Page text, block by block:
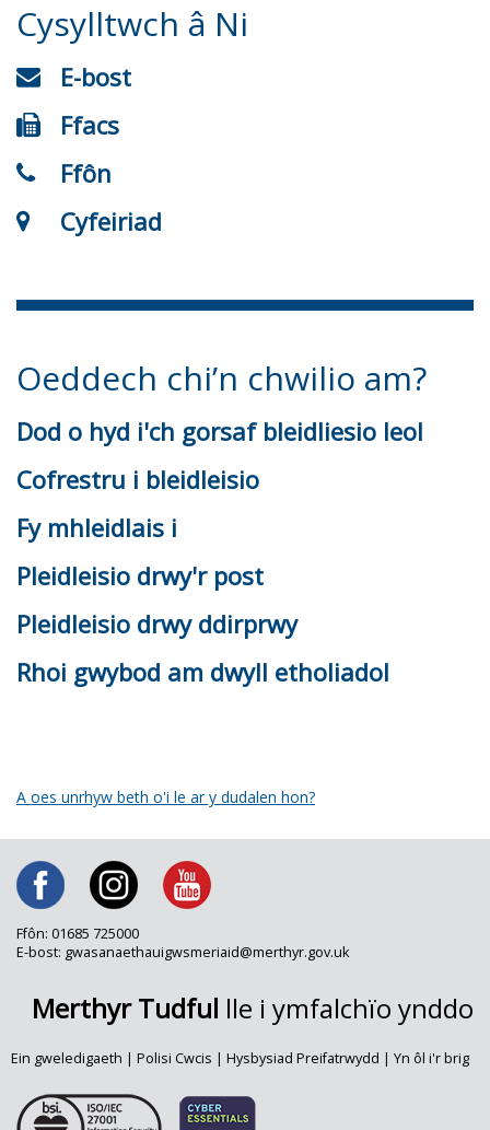
Cysylltwch â Ni
E-bost
Ffacs
Ffôn
Cyfeiriad
Oeddech chi’n chwilio am?
Dod o hyd i'ch gorsaf bleidliesio leol
Cofrestru i bleidleisio
Fy mhleidlais i
Pleidleisio drwy'r post
Pleidleisio drwy ddirprwy
Rhoi gwybod am dwyll etholiadol
A oes unrhyw beth o'i le ar y dudalen hon?
Ffôn: 01685 725000
E-bost: gwasanaethauigwsmeriaid@merthyr.gov.uk
Merthyr Tudful lle i ymfalchïo ynddo
Ein gweledigaeth | Polisi Cwcis | Hysbysiad Preifatrwydd | Yn ôl i'r brig